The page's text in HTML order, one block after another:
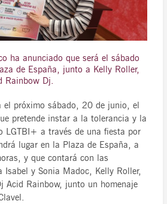
ha anunciado que será el sábado
de España, junto a Kelly Roller,
Rainbow Dj.
el próximo sábado, 20 de junio, el
pretende instar a la tolerancia y la
LGTBI+ a través de una fiesta por
lugar en la Plaza de España, a
y que contará con las
Isabel y Sonia Madoc, Kelly Roller,
Acid Rainbow, junto un homenaje